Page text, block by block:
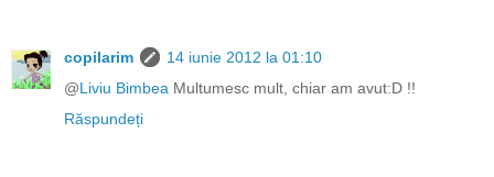
copilarim
14 iunie 2012 la 01:10
@Liviu Bimbea Multumesc mult, chiar am avut:D !!
Răspundeți